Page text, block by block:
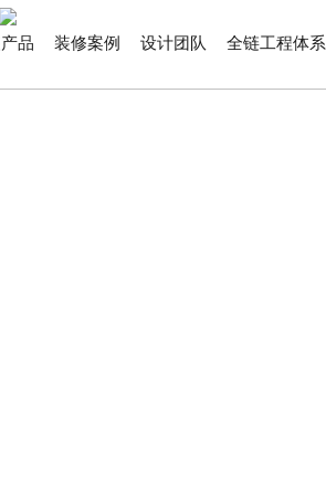
品 装修案例 设计团队 全链工程体系